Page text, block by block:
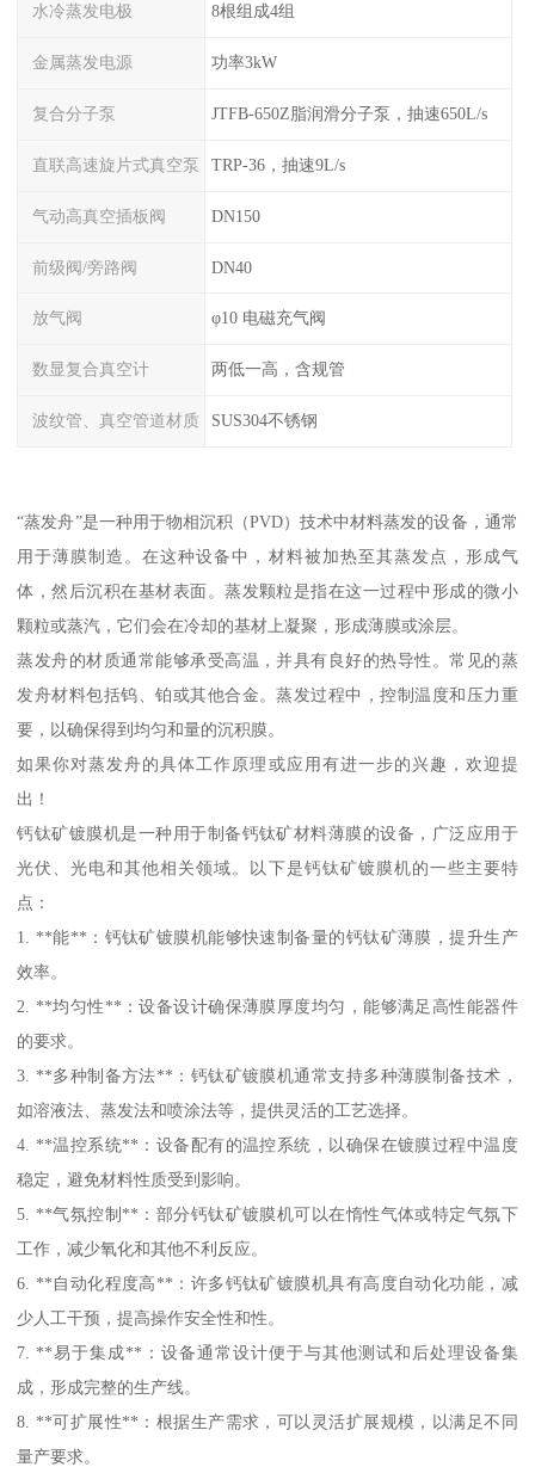
水冷蒸发电极 8根组成4组
金属蒸发电源 功率3kW
复合分子泵 JTFB-650Z脂润滑分子泵，抽速650L/s
直联高速旋片式真空泵 TRP-36，抽速9L/s
气动高真空插板阀 DN150
前级阀/旁路阀 DN40
放气阀 φ10 电磁充气阀
数显复合真空计 两低一高，含规管
波纹管、真空管道材质 SUS304不锈钢
“蒸发舟”是一种用于物相沉积（PVD）技术中材料蒸发的设备，通常
用于薄膜制造。在这种设备中，材料被加热至其蒸发点，形成气
体，然后沉积在基材表面。蒸发颗粒是指在这一过程中形成的微小
颗粒或蒸汽，它们会在冷却的基材上凝聚，形成薄膜或涂层。
蒸发舟的材质通常能够承受高温，并具有良好的热导性。常见的蒸
发舟材料包括钨、铂或其他合金。蒸发过程中，控制温度和压力重
要，以确保得到均匀和量的沉积膜。
如果你对蒸发舟的具体工作原理或应用有进一步的兴趣，欢迎提
出！
钙钛矿镀膜机是一种用于制备钙钛矿材料薄膜的设备，广泛应用于
光伏、光电和其他相关领域。以下是钙钛矿镀膜机的一些主要特
点：
1. **能**：钙钛矿镀膜机能够快速制备量的钙钛矿薄膜，提升生产
效率。
2. **均匀性**：设备设计确保薄膜厚度均匀，能够满足高性能器件
的要求。
3. **多种制备方法**：钙钛矿镀膜机通常支持多种薄膜制备技术，
如溶液法、蒸发法和喷涂法等，提供灵活的工艺选择。
4. **温控系统**：设备配有的温控系统，以确保在镀膜过程中温度
稳定，避免材料性质受到影响。
5. **气氛控制**：部分钙钛矿镀膜机可以在惰性气体或特定气氛下
工作，减少氧化和其他不利反应。
6. **自动化程度高**：许多钙钛矿镀膜机具有高度自动化功能，减
少人工干预，提高操作安全性和性。
7. **易于集成**：设备通常设计便于与其他测试和后处理设备集
成，形成完整的生产线。
8. **可扩展性**：根据生产需求，可以灵活扩展规模，以满足不同
量产要求。